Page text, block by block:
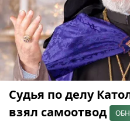
Судья по делу
взял самоотвод